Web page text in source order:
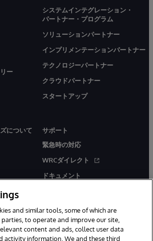
ー
システムインテグレーション・
パートナー・プログラム
ソリューションパートナー
インプリメンテーションパートナー
テクノロジーパートナー
クラウドパートナー
スタートアップ
について
サポート
緊急時の対応
WRCダイレクト
ドキュメント
and similar tools, some of which are
to operate and improve our site,
content and ads, collect user data
activity information. We and these third